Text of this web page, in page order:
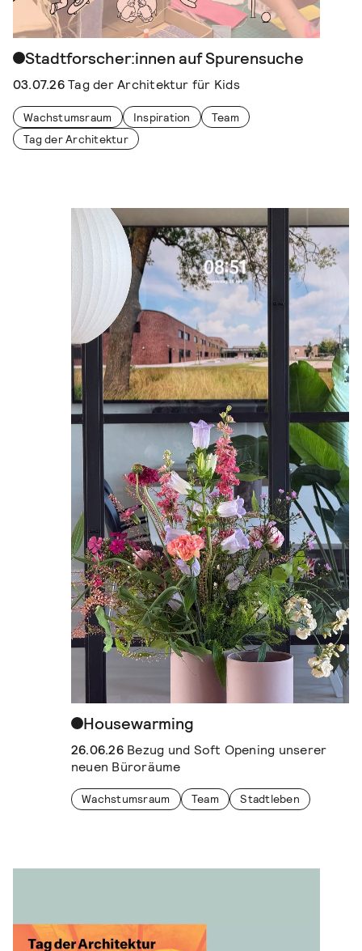
Stadtforscher:innen auf Spurensuche
03.07.26Tag der Architektur für Kids
Wachstumsraum Inspiration
Team
Tag der Architektur
Housewarming
26.06.26Bezug und Soft Opening unserer
neuen Büroräume
Wachstumsraum Team Stadtleben